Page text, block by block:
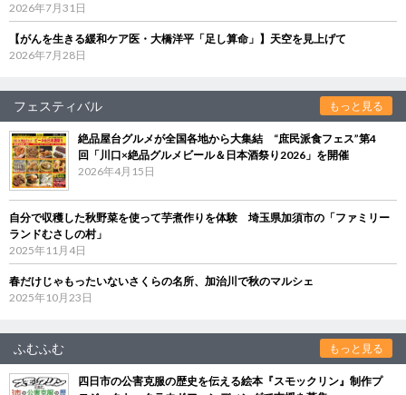
2026年7月31日
【がんを生きる緩和ケア医・大橋洋平「足し算命」】天空を見上げて
2026年7月28日
フェスティバル もっと見る
絶品屋台グルメが全国各地から大集結 “庶民派食フェス”第4
回「川口×絶品グルメビール＆日本酒祭り2026」を開催
2026年4月15日
自分で収穫した秋野菜を使って芋煮作りを体験 埼玉県加須市の「ファミリー
ランドむさしの村」
2025年11月4日
春だけじゃもったいないさくらの名所、加治川で秋のマルシェ
2025年10月23日
ふむふむ もっと見る
四日市の公害克服の歴史を伝える絵本『スモックリン』制作プ